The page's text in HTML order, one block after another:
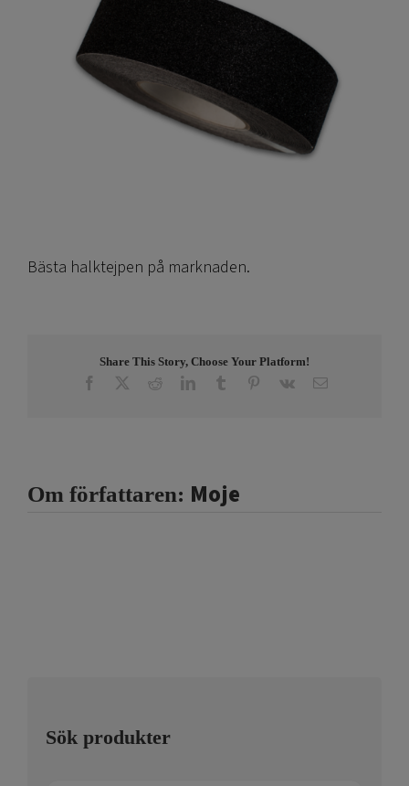
Bästa halktejpen på marknaden.
Share This Story, Choose Your Platform!
Facebook RedditLinkedInTumblr Pinterest
Vk E-
Om författaren: Moje
Sök produkter